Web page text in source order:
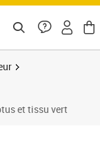
et tissu vert